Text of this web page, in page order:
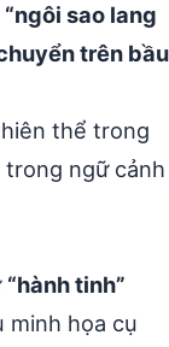
sao lang
trên bầu
thể trong
trong ngữ cảnh
“hành tinh”
minh họa cụ